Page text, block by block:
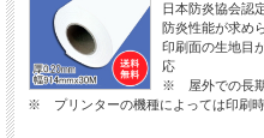
日本防炎協会認
防炎性能が求め
印刷面の生地目
応
※ 屋外での長期
※ プリンターの機種によっては印刷時